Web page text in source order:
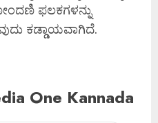
ಫಲಕಗಳನ್ನು
ಕಡ್ಡಾಯವಾಗಿದೆ.
One Kannada